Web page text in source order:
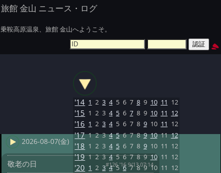
旅館 金山 ニュース・ログ
乗鞍高原温泉、旅館 金山へようこそ。
2026-08-07(金)
敬老の日 #126 '16 9/13 07:14
'14 1 2 3 4 5 6 7 8 9 10 11 12
'15 1 2 3 4 5 6 7 8 9 10 11 12
'16 1 2 3 4 5 6 7 8 9 10 11 12
'17 1 2 3 4 5 6 7 8 9 10 11 12
'18 1 2 3 4 5 6 7 8 9 10 11 12
'19 1 2 3 4 5 6 7 8 9 10 11 12
'20 1 2 3 4 5 6 7 8 9 10 11 12